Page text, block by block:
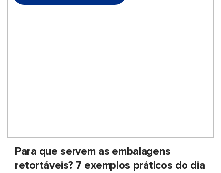
Para que servem as embalagens
retortáveis? 7 exemplos práticos do dia